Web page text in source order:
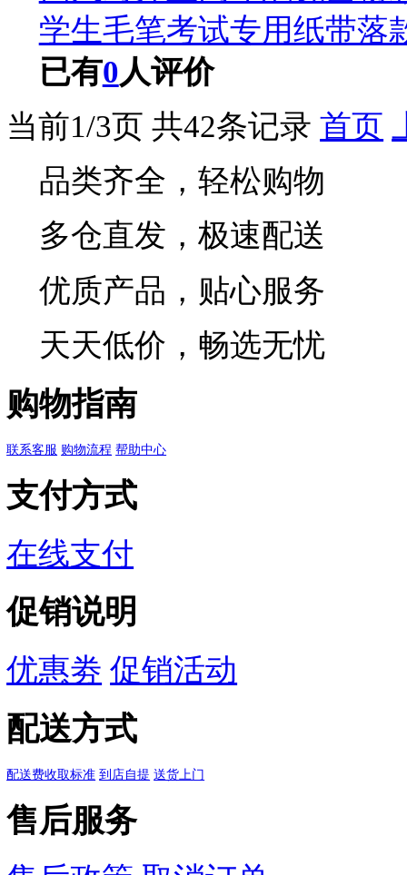
关注
¥20.00/帘纹毛边【
复古仿古毛边纸百米
字卷轴纸
已有0 人评价
关注
¥19.00/红线7.5*7.5cm白
米字格宣纸长卷毛笔
厚半生半熟仿古色宣纸
已有0人评价
关注
四尺对开丝网印刷瓦
学生毛笔考试专用纸
已有0人评价
当前1/3页 共42条记录
品类齐全，轻松购物